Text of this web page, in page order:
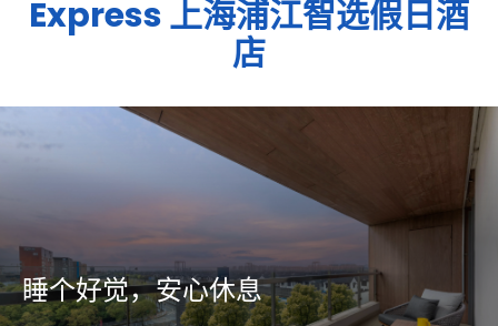
Express上海浦江智选假日酒
店
睡个好觉，安心休息